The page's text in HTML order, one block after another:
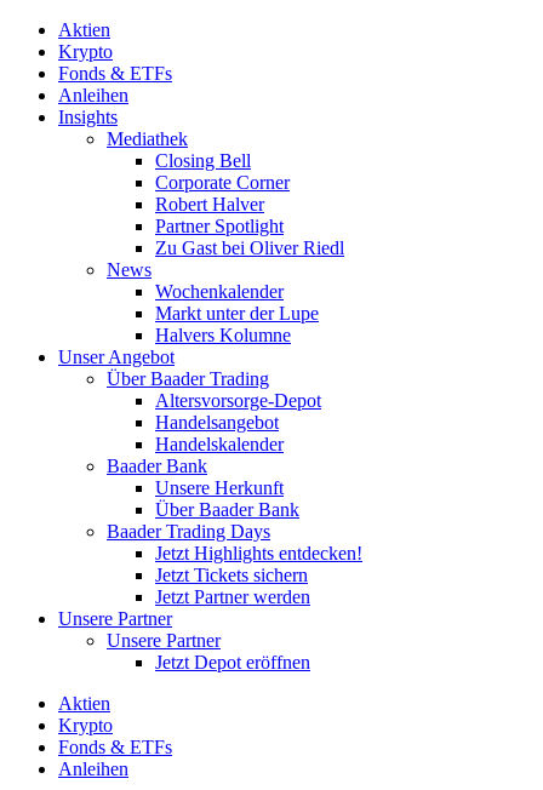
Aktien
Krypto
Fonds & ETFs
Anleihen
Insights
Mediathek
Closing Bell
Corporate Corner
Robert Halver
Partner Spotlight
Zu Gast bei Oliver Riedl
News
Wochenkalender
Markt unter der Lupe
Halvers Kolumne
Unser Angebot
Über Baader Trading
Altersvorsorge-Depot
Handelsangebot
Handelskalender
Baader Bank
Unsere Herkunft
Über Baader Bank
Baader Trading Days
Jetzt Highlights entdecken!
Jetzt Tickets sichern
Jetzt Partner werden
Unsere Partner
Unsere Partner
Jetzt Depot eröffnen
Aktien
Krypto
Fonds & ETFs
Anleihen